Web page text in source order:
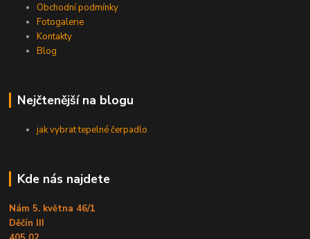
Obchodní podmínky
Fotogalerie
Kontakty
Blog
Nejčtenější na blogu
jak vybrat tepelné čerpadlo
Kde nás najdete
Nám 5. května 46/1
Děčín III